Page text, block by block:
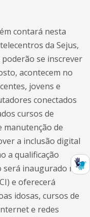
contará nesta
da Sejus,
se inscrever
acontecem no
jovens e
conectados
cursos de
manutenção de
a inclusão digital
a qualificação
será inaugurado no
e oferecerá
idosas, cursos de
e redes